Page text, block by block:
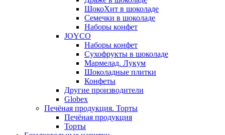
ШокоХит в шоколаде
Семечки в шоколаде
Наборы конфет
JOYCO
Наборы конфет
Сухофрукты в шоколаде
Мармелад. Лукум
Шоколадные плитки
Конфеты
Другие производители
Globex
Печёная продукция. Торты
Печёная продукция
Торты